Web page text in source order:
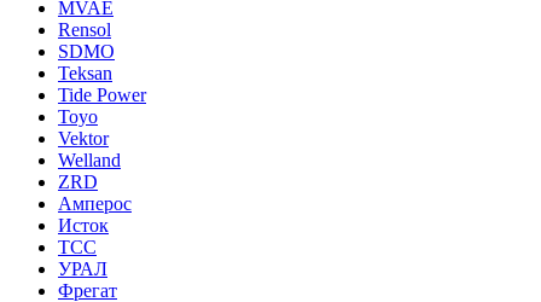
MVAE
Rensol
SDMO
Teksan
Tide Power
Toyo
Vektor
Welland
ZRD
Амперос
Исток
ТСС
УРАЛ
Фрегат